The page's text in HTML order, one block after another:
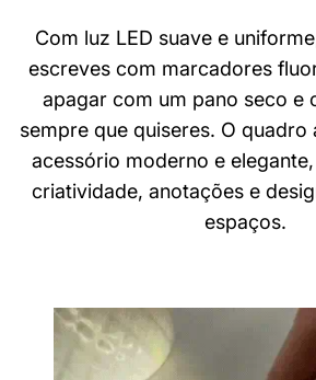
Com luz LED suave e
escreves com marcadores
apagar com um pano seco e
sempre que quiseres. O quadro
acessório moderno e
criatividade, anotações e
espaços.